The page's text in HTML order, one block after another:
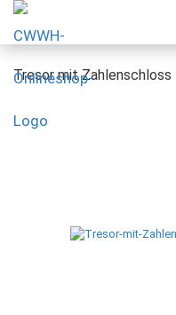
Tresor mit Zahlenschloss